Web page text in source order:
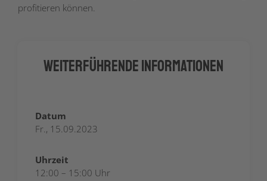
profitieren können.
Weiterführende Informationen
Datum
Fr., 15.09.2023
Uhrzeit
12:00 – 15:00 Uhr